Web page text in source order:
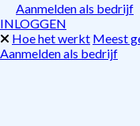
Aanmelden als bedrijf
INLOGGEN
Hoe het werkt Meest
Aanmelden als bedrijf